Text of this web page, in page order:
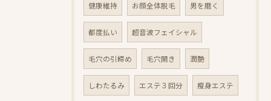
健康維持 お顔全体脱毛 男を磨く
都度払い 超音波フェイシャル
毛穴の引締め 毛穴開き 潤艶
しわたるみ エステ３回分 瘦身エステ